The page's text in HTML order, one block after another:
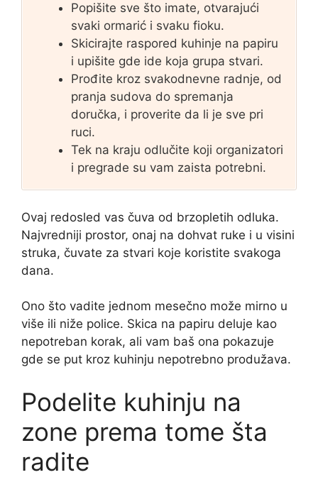
Popišite sve što imate, otvarajući
svaki ormarić i svaku fioku.
Skicirajte raspored kuhinje na papiru
i upišite gde ide koja grupa stvari.
Prođite kroz svakodnevne radnje, od
pranja sudova do spremanja
doručka, i proverite da li je sve pri
ruci.
Tek na kraju odlučite koji organizatori
i pregrade su vam zaista potrebni.
Ovaj redosled vas čuva od brzopletih odluka.
Najvredniji prostor, onaj na dohvat ruke i u visini
struka, čuvate za stvari koje koristite svakoga
dana.
Ono što vadite jednom mesečno može mirno u
više ili niže police. Skica na papiru deluje kao
nepotreban korak, ali vam baš ona pokazuje
gde se put kroz kuhinju nepotrebno produžava.
Podelite kuhinju na
zone prema tome šta
radite